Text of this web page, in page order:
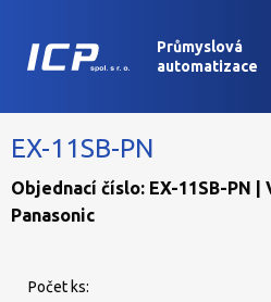
Průmyslová
automatizace
EX-11SB-PN
Objednací číslo: EX-11SB-PN |
Panasonic
Počet ks: